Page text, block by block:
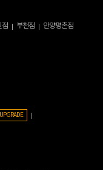
점 부천점 안양평촌점
UPGRADE